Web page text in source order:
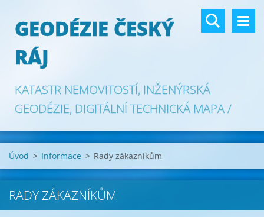
GEODÉZIE ČESKÝ
RÁJ
KATASTR NEMOVITOSTÍ, INŽENÝRSKÁ
GEODÉZIE, DIGITÁLNÍ TECHNICKÁ MAPA /
GAD DTM
Úvod > Informace > Rady zákazníkům
RADY ZÁKAZNÍKŮM